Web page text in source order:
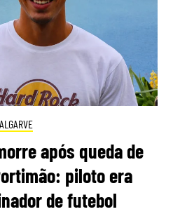
ALGARVE
após queda de
piloto era
de futebol